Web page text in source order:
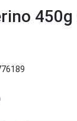
450g